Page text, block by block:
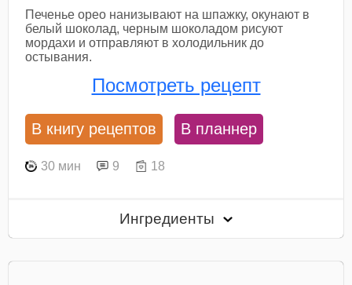
Печенье орео нанизывают на шпажку, окунают в
белый шоколад, черным шоколадом рисуют
мордахи и отправляют в холодильник до
остывания.
Посмотреть рецепт
В книгу рецептов В планнер
30 мин 9 18
Ингредиенты